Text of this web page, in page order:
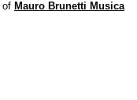
of Mauro Brunetti Musica